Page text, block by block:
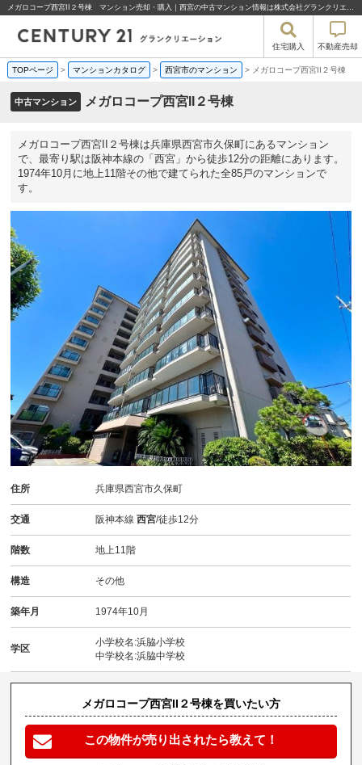
メガロコープ西宮II２号棟 マンション売却・購入｜西宮の中古マンション情報は株式会社グランクリエーション
住宅購入 不動産売却
TOPページ > マンションカタログ > 西宮市のマンション > メガロコープ西宮II２号棟
中古マンション メガロコープ西宮II２号棟
メガロコープ西宮II２号棟は兵庫県西宮市久保町にあるマンション
で、最寄り駅は阪神本線の「西宮」から徒歩12分の距離にあります。
1974年10月に地上11階その他で建てられた全85戸のマンションで
す。
住所 兵庫県西宮市久保町
交通 阪神本線西宮/徒歩12分
階数 地上11階
構造 その他
築年月 1974年10月
学区
小学校名:浜脇小学校
中学校名:浜脇中学校
メガロコープ西宮II２号棟を買いたい方
この物件が売り出されたら教えて！